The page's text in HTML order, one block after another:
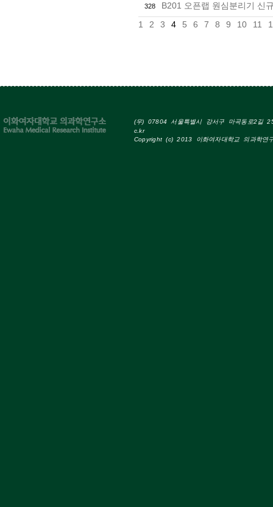
328
B201 오픈랩 원심분리기 신
1
2 3 4 5 6 7 8 9 10 11
(우) 07804 서울특별시 강서구 마곡동로2길
c.kr
Copyright (c) 2013 이화여자대학교 의과학연